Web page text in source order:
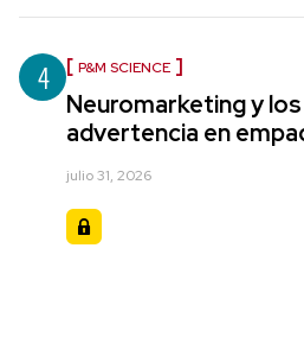
4 P&M SCIENCE
Neuromarketing y
advertencia en
julio 31, 2026